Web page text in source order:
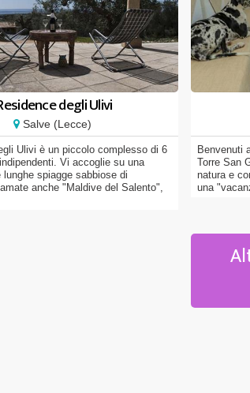
degli Ulivi
Salve (Lecce)
Ulivi è un piccolo complesso di 6
Vi accoglie su una
spiagge sabbiose di
anche "Maldive del Salento",
Benvenuti
Torre San
natura e
una